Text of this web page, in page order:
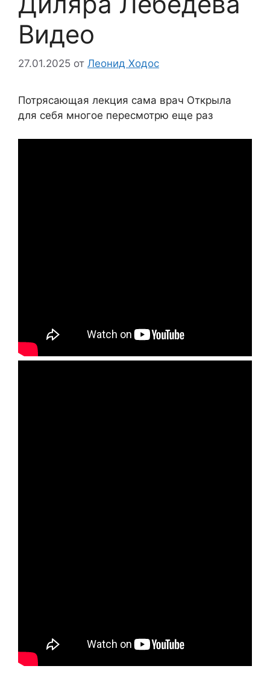
Видео
27.01.2025 от Леонид Ходос
Потрясающая лекция сама врач Открыла
для себя многое пересмотрю еще раз